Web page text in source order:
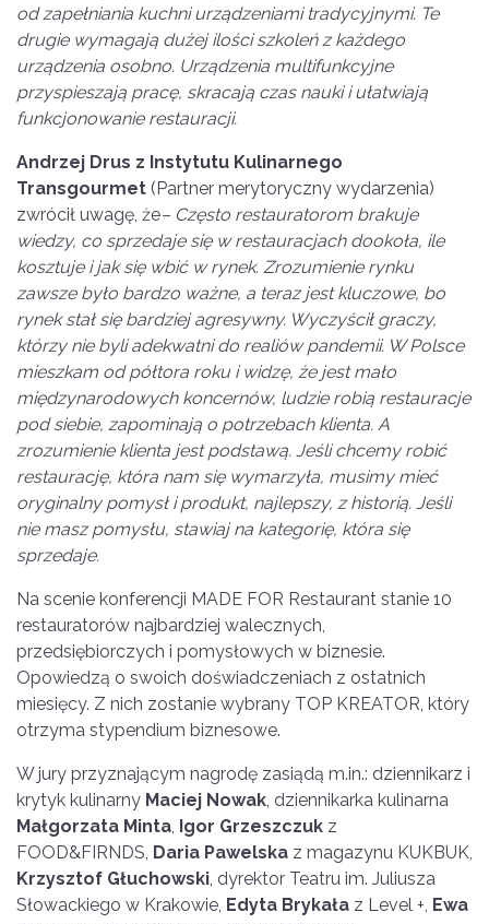
od zapełniania kuchni urządzeniami tradycyjnymi. Te
drugie wymagają dużej ilości szkoleń z każdego
urządzenia osobno. Urządzenia multifunkcyjne
przyspieszają pracę, skracają czas nauki i ułatwiają
funkcjonowanie restauracji.
Andrzej Drus z Instytutu Kulinarnego
Transgourmet (Partner merytoryczny wydarzenia)
zwrócił uwagę, że– Często restauratorom brakuje
wiedzy, co sprzedaje się w restauracjach dookoła, ile
kosztuje i jak się wbić w rynek. Zrozumienie rynku
zawsze było bardzo ważne, a teraz jest kluczowe, bo
rynek stał się bardziej agresywny. Wyczyścił graczy,
którzy nie byli adekwatni do realiów pandemii. W Polsce
mieszkam od półtora roku i widzę, że jest mało
międzynarodowych koncernów, ludzie robią restauracje
pod siebie, zapominają o potrzebach klienta. A
zrozumienie klienta jest podstawą. Jeśli chcemy robić
restaurację, która nam się wymarzyła, musimy mieć
oryginalny pomysł i produkt, najlepszy, z historią. Jeśli
nie masz pomysłu, stawiaj na kategorię, która się
sprzedaje.
Na scenie konferencji MADE FOR Restaurant stanie 10
restauratorów najbardziej walecznych,
przedsiębiorczych i pomysłowych w biznesie.
Opowiedzą o swoich doświadczeniach z ostatnich
miesięcy. Z nich zostanie wybrany TOP KREATOR, który
otrzyma stypendium biznesowe.
W jury przyznającym nagrodę zasiądą m.in.: dziennikarz i
krytyk kulinarny Maciej Nowak, dziennikarka kulinarna
Małgorzata Minta, Igor Grzeszczuk z
FOOD&FIRNDS, Daria Pawelska z magazynu KUKBUK,
Krzysztof Głuchowski, dyrektor Teatru im. Juliusza
Słowackiego w Krakowie, Edyta Brykała z Level +, Ewa